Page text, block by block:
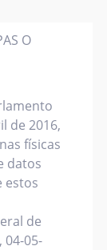
O
de 2016,
físicas
datos
estos
de
04-05-